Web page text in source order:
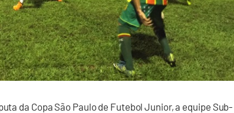
da Copa São Paulo de Futebol Junior, a equipe Sub-